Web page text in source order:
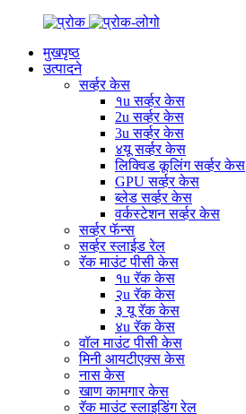
मुखपृष्ठ
उत्पादने
सर्व्हर केस
१u सर्व्हर केस
2u सर्व्हर केस
3u सर्व्हर केस
४यू सर्व्हर केस
लिक्विड कूलिंग सर्व्हर केस
GPU सर्व्हर केस
ब्लेड सर्व्हर केस
वर्कस्टेशन सर्व्हर केस
सर्व्हर फॅन्स
सर्व्हर स्लाईड रेल
रॅक माउंट पीसी केस
१u रॅक केस
२u रॅक केस
३ यू रॅक केस
४u रॅक केस
वॉल माउंट पीसी केस
मिनी आयटीएक्स केस
नास केस
खाण कामगार केस
रॅक माउंट स्लाइडिंग रेल